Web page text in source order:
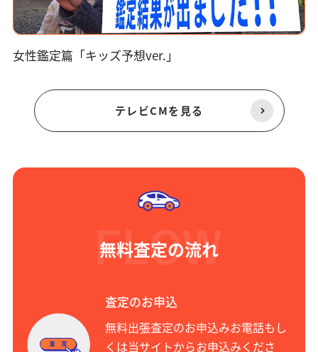
女性鑑定篇「キッズ予想ver.」
テレビCMを見る
無料査定の流れ
査定のお申込
無料出張査定のお申込みお電話もし
くは当サイトからお申込みくださ